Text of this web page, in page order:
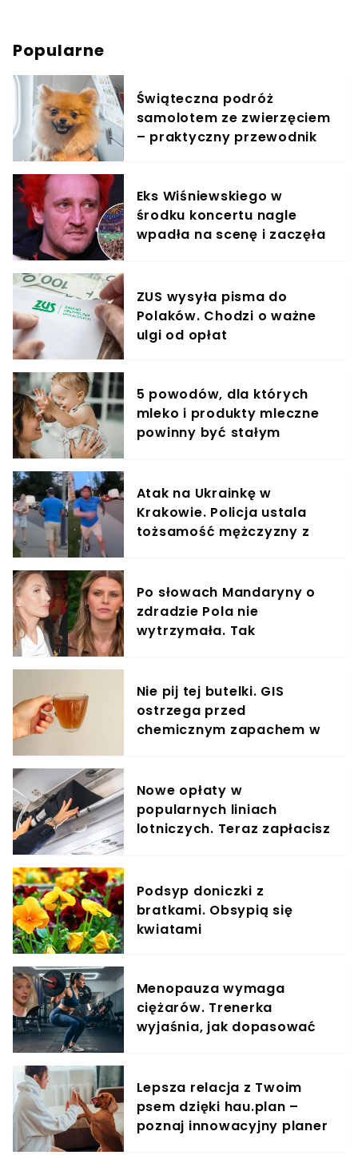
Popularne
Świąteczna podróż
samolotem ze zwierzęciem
– praktyczny przewodnik
Eks Wiśniewskiego w
środku koncertu nagle
wpadła na scenę i zaczęła
ZUS wysyła pisma do
Polaków. Chodzi o ważne
ulgi od opłat
5 powodów, dla których
mleko i produkty mleczne
powinny być stałym
Atak na Ukrainkę w
Krakowie. Policja ustala
tożsamość mężczyzny z
Po słowach Mandaryny o
zdradzie Pola nie
wytrzymała. Tak
Nie pij tej butelki. GIS
ostrzega przed
chemicznym zapachem w
Nowe opłaty w
popularnych liniach
lotniczych. Teraz zapłacisz
Podsyp doniczki z
bratkami. Obsypią się
kwiatami
Menopauza wymaga
ciężarów. Trenerka
wyjaśnia, jak dopasować
Lepsza relacja z Twoim
psem dzięki hau.plan –
poznaj innowacyjny planer